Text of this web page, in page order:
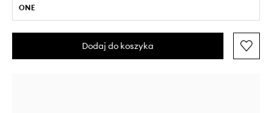
ONE
Dodaj do koszyka